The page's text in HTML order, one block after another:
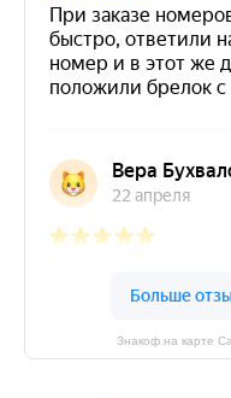
Знакоф на карте